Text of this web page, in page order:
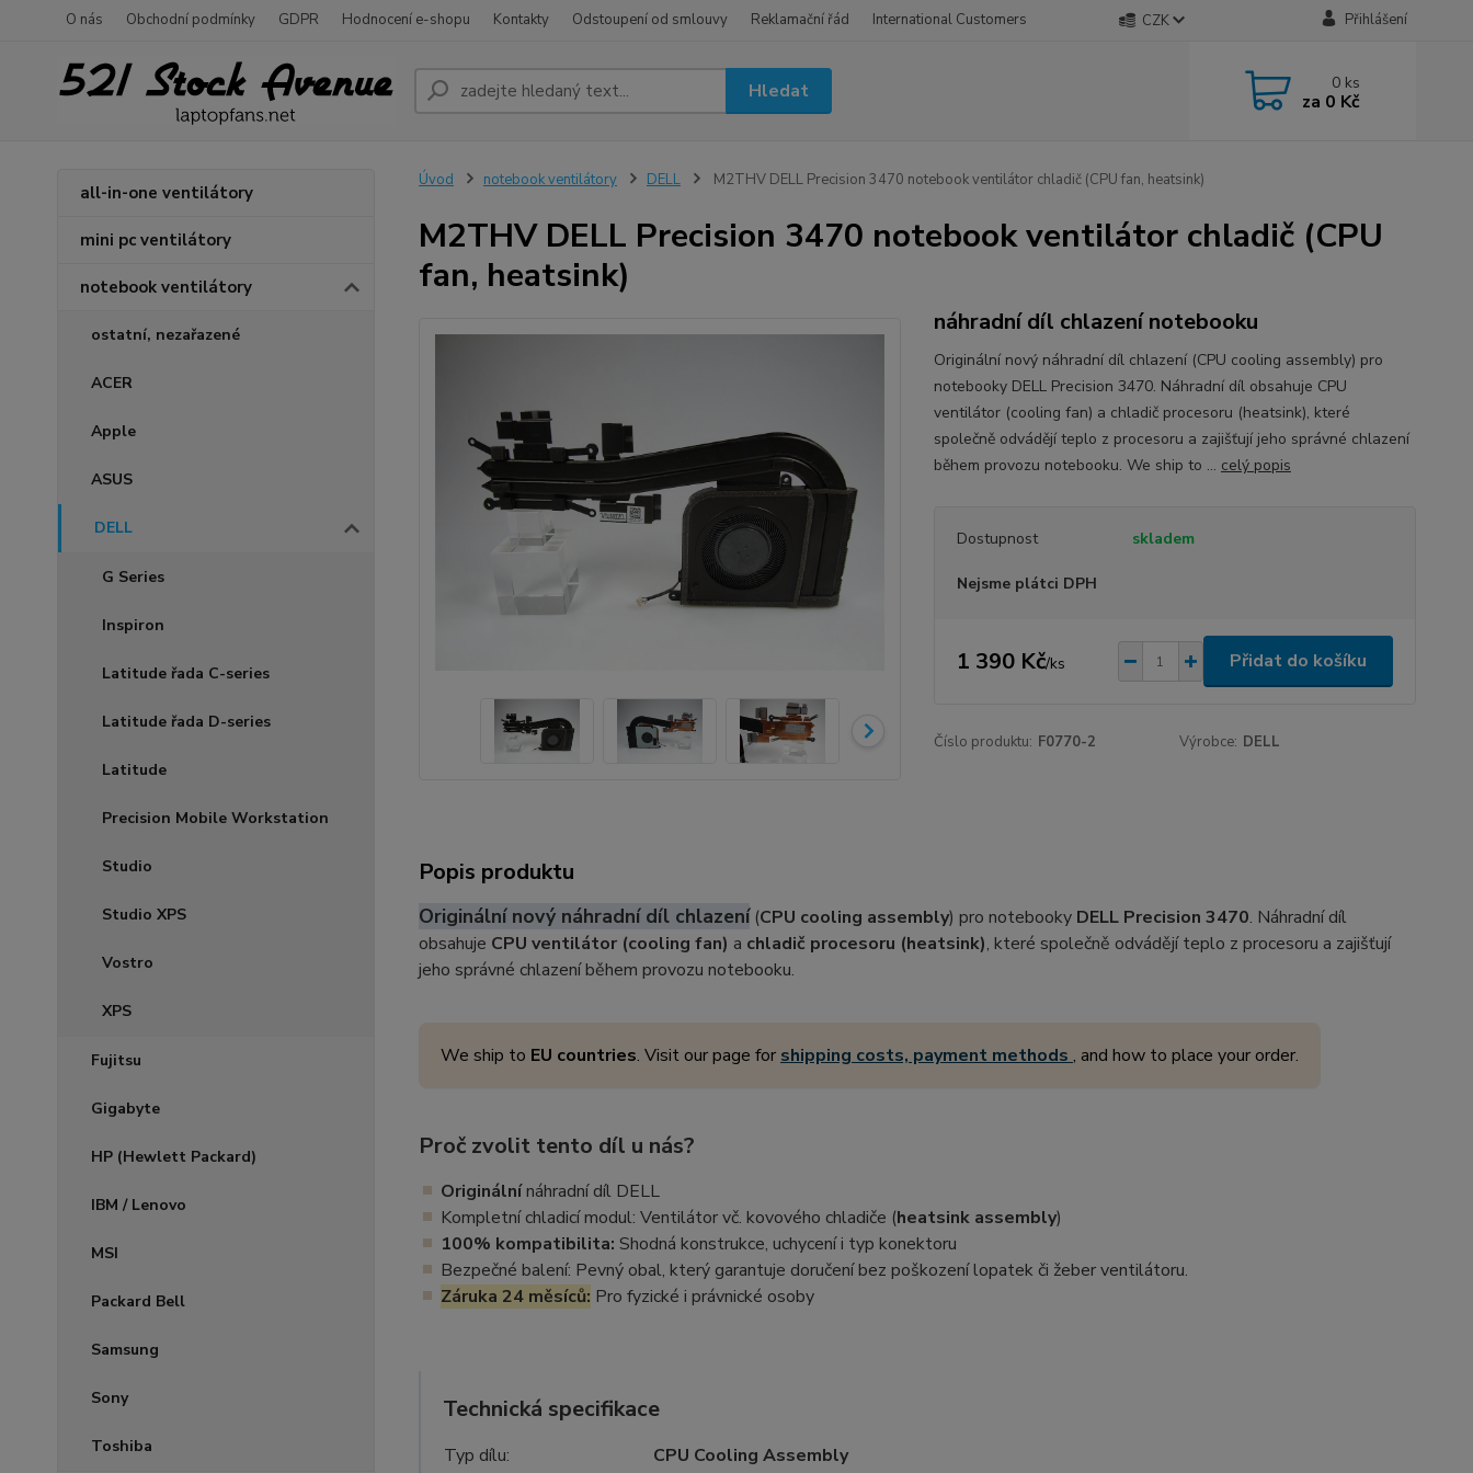
O nás Obchodní podmínky GDPR Hodnocení e-shopu Kontakty Odstoupení od smlouvy Reklamační řád International Customers CZK Přihlášení
Hledat 0 ks
za 0 Kč
all-in-one ventilátory
mini pc ventilátory
notebook ventilátory
ostatní, nezařazené
ACER
Apple
ASUS
DELL
G Series
Inspiron
Latitude řada C-series
Latitude řada D-series
Latitude
Precision Mobile Workstation
Studio
Studio XPS
Vostro
XPS
Fujitsu
Gigabyte
HP (Hewlett Packard)
IBM / Lenovo
MSI
Packard Bell
Samsung
Sony
Toshiba
Úvod notebook ventilátory DELL M2THV DELL Precision 3470 notebook ventilátor chladič (CPU fan, heatsink)
M2THV DELL Precision 3470 notebook ventilátor chladič (CPU
fan, heatsink)
náhradní díl chlazení notebooku
Originální nový náhradní díl chlazení (CPU cooling assembly) pro
notebooky DELL Precision 3470. Náhradní díl obsahuje CPU
ventilátor (cooling fan) a chladič procesoru (heatsink), které
společně odvádějí teplo z procesoru a zajišťují jeho správné chlazení
během provozu notebooku. We ship to ... celý popis
Dostupnost skladem
Nejsme plátci DPH
1 390 Kč/ks Přidat do košíku
Číslo produktu: F0770-2 Výrobce: DELL
Popis produktu
Originální nový náhradní díl chlazení(CPU cooling assembly) pro notebooky DELL Precision 3470. Náhradní díl
obsahuje CPU ventilátor (cooling fan) a chladič procesoru (heatsink), které společně odvádějí teplo z procesoru a zajišťují
jeho správné chlazení během provozu notebooku.
We ship to EU countries. Visit our page forshipping costs, payment methods, and how to place your order.
Proč zvolit tento díl u nás?
Originálnínáhradní díl DELL
Kompletní chladicí modul: Ventilátor vč. kovového chladiče (heatsink assembly)
100% kompatibilita: Shodná konstrukce, uchycení i typ konektoru
Bezpečné balení: Pevný obal, který garantuje doručení bez poškození lopatek či žeber ventilátoru.
Záruka 24 měsíců: Pro fyzické i právnické osoby
Technická specifikace
Typ dílu:
CPU Cooling Assembly